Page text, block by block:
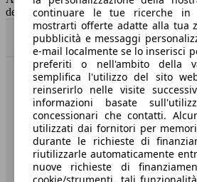
dei dati.
Benvenuti su AutoScout24, il
Società
A proposito di AutoScout24
Stampa
continuare le tue ricerche in
mostrarti offerte adatte alla tua
pubblicità e messaggi
e-mail localmente se lo inserisci
preferiti o nell'ambito della
semplifica l'utilizzo del sito
reinserirlo nelle visite
informazioni basate
concessionari che contatti.
utilizzati dai fornitori per
durante le richieste di
riutilizzarle automaticamente
nuove richieste di
cookie/strumenti, tali